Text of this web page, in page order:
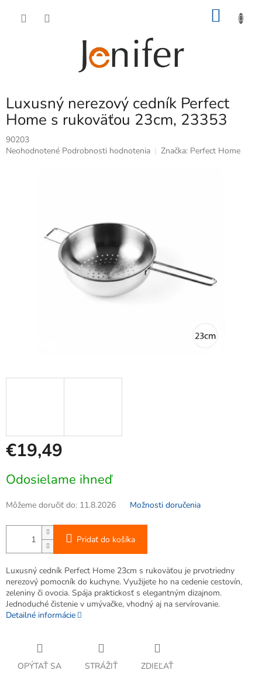
Luxusný nerezový cedník Perfect
Home s rukoväťou 23cm, 23353
90203
Priemerné
Neohodnotené Podrobnosti hodnotenia Značka: Perfect Home
€19,49
cena:
Odosielame ihneď
Môžeme doručiť do: 11.8.2026 Možnosti doručenia
Pridať do košíka
Luxusný cedník Perfect Home 23cm s rukoväťou je prvotriedny
nerezový pomocník do kuchyne. Využijete ho na cedenie cestovín,
zeleniny či ovocia. Spája praktickosť s elegantným dizajnom.
Jednoduché čistenie v umývačke, vhodný aj na servírovanie.
Detailné informácie
OPÝTAŤ SA STRÁŽIŤ ZDIEĽAŤ